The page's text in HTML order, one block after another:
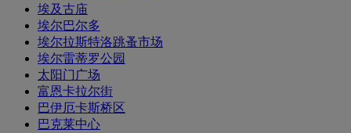
埃及古庙
埃尔巴尔多
埃尔拉斯特洛跳蚤市场
埃尔雷蒂罗公园
太阳门广场
富恩卡拉尔街
巴伊厄卡斯桥区
巴克莱中心